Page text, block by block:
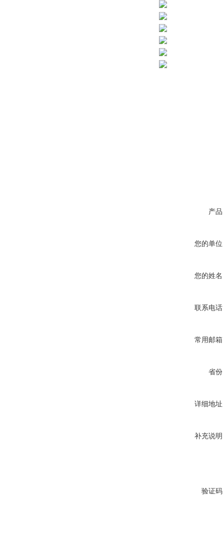
产品
您的单位
您的姓名
联系电话
常用邮箱
省份
详细地址
补充说明
验证码